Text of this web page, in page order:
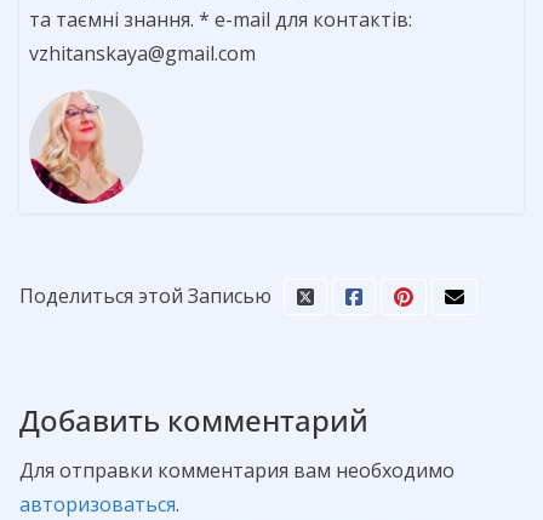
та таємні знання. * e-mail для контактів:
vzhitanskaya@gmail.com
Поделиться этой Записью
Добавить комментарий
Для отправки комментария вам необходимо
авторизоваться.